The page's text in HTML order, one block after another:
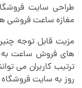
گ
ا
ه
طراحی سایت
مغازه ساعت فروشی
مزیت قابل توجه
های فروش ساعت
ترتیب کاربران می
روزبه سایت فروشگاه